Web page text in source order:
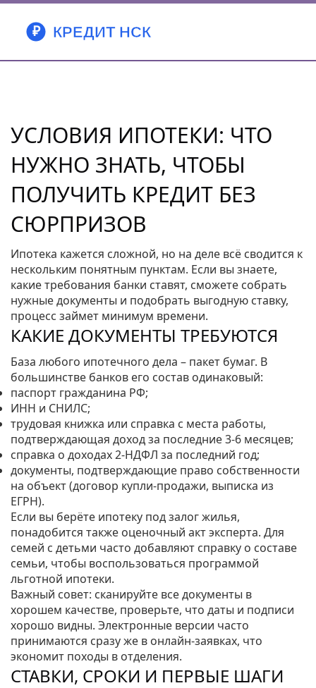
УСЛОВИЯ ИПОТЕКИ: ЧТО
НУЖНО ЗНАТЬ, ЧТОБЫ
ПОЛУЧИТЬ КРЕДИТ БЕЗ
СЮРПРИЗОВ
Ипотека кажется сложной, но на деле всё сводится к
нескольким понятным пунктам. Если вы знаете,
какие требования банки ставят, сможете собрать
нужные документы и подобрать выгодную ставку,
процесс займет минимум времени.
КАКИЕ ДОКУМЕНТЫ ТРЕБУЮТСЯ
База любого ипотечного дела – пакет бумаг. В
большинстве банков его состав одинаковый:
паспорт гражданина РФ;
ИНН и СНИЛС;
трудовая книжка или справка с места работы,
подтверждающая доход за последние 3‑6 месяцев;
справка о доходах 2‑НДФЛ за последний год;
документы, подтверждающие право собственности
на объект (договор купли‑продажи, выписка из
ЕГРН).
Если вы берёте ипотеку под залог жилья,
понадобится также оценочный акт эксперта. Для
семей с детьми часто добавляют справку о составе
семьи, чтобы воспользоваться программой
льготной ипотеки.
Важный совет: сканируйте все документы в
хорошем качестве, проверьте, что даты и подписи
хорошо видны. Электронные версии часто
принимаются сразу же в онлайн‑заявках, что
экономит походы в отделения.
СТАВКИ, СРОКИ И ПЕРВЫЕ ШАГИ